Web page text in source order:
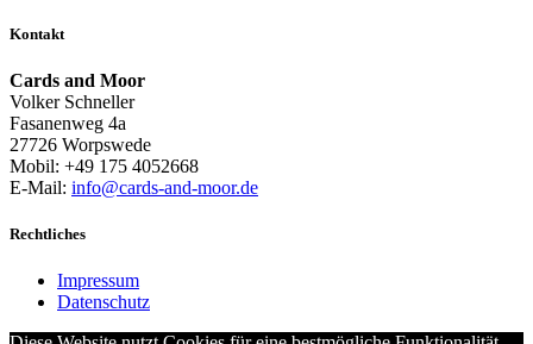
Kontakt
Cards and Moor
Volker Schneller
Fasanenweg 4a
27726 Worpswede
Mobil: +49 175 4052668
E-Mail: info@cards-and-moor.de
Rechtliches
Impressum
Datenschutz